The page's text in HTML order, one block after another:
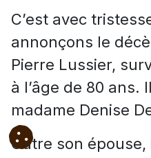
C’est avec
annonçons le
Pierre Lussier,
à l’âge de 80 ans.
madame Denise
Outre son